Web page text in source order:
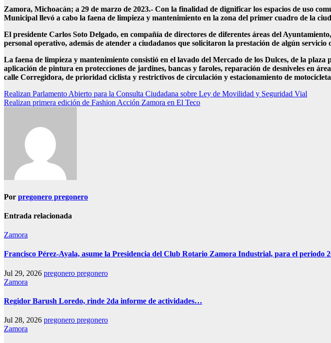
Zamora, Michoacán; a 29 de marzo de 2023.- Con la finalidad de dignificar los espacios de uso
Municipal llevó a cabo la faena de limpieza y mantenimiento en la zona del primer cuadro de la
El presidente Carlos Soto Delgado, en compañía de directores de diferentes áreas del
personal operativo, además de atender a ciudadanos que solicitaron la prestación de algún servicio
La faena de limpieza y mantenimiento consistió en el lavado del Mercado de los Dulces, de la
aplicación de pintura en protecciones de jardines, bancas y faroles, reparación de desniveles en
calle Corregidora, de prioridad ciclista y restrictivos de circulación y estacionamiento de
Navegación
de
Realizan Parlamento Abierto para la Consulta Ciudadana sobre Ley de Movilidad y Seguridad Vial
Realizan primera edición de Fashion Acción Zamora en El Teco
Por pregonero pregonero
Entrada relacionada
Zamora
Francisco Pérez-Ayala, asume la Presidencia del Club Rotario Zamora Industrial, para el periodo
Jul 29, 2026 pregonero pregonero
Zamora
Regidor Barush Loredo, rinde 2da informe de actividades…
Jul 28, 2026 pregonero pregonero
Zamora